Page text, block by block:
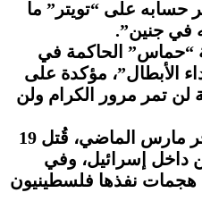
حسابه على “تويتر” ما
في جنين”.
“حماس” الحاكمة في
الأبطال”، مؤكدة على
لن تمر مرور الكرام ولن
وفي موجة عنف بدأت أواخر مارس الماضي، قُتل 19
داخل إسرائيل، وفي
هجمات نفذها فلسطينيون